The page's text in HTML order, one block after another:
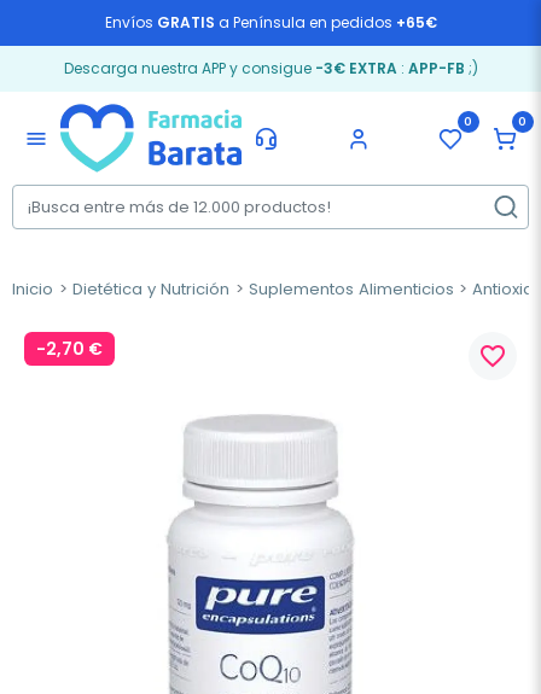
Envíos GRATIS a Península en pedidos +65€
Descarga nuestra APP y consigue -3€ EXTRA: APP-FB ;)
menu
0 0
Inicio Dietética y Nutrición Suplementos Alimenticios
-2,70 € favorite_border